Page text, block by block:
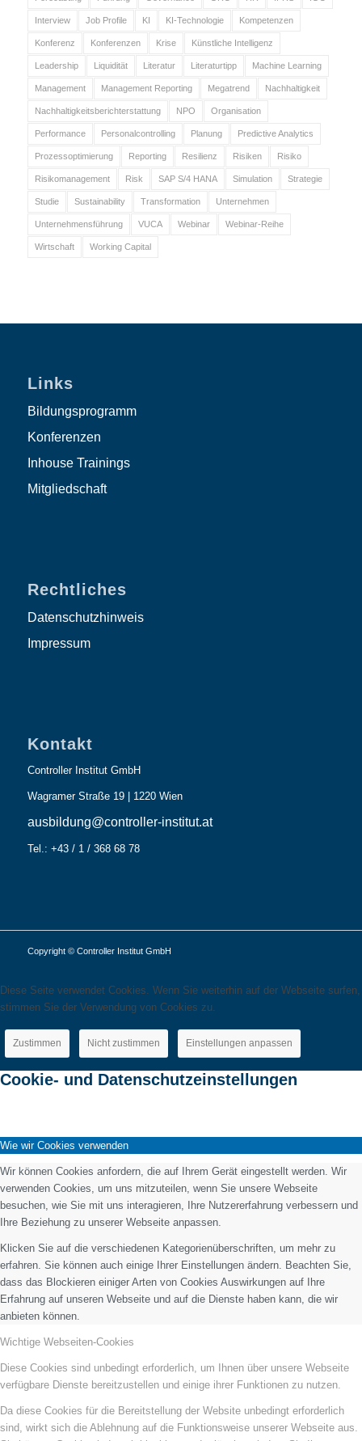
Interview Job Profile KI KI-Technologie Kompetenzen
Konferenz Konferenzen Krise Künstliche Intelligenz
Leadership Liquidität Literatur Literaturtipp Machine Learning
Management Management Reporting Megatrend Nachhaltigkeit
Nachhaltigkeitsberichterstattung NPO Organisation
Performance Personalcontrolling Planung Predictive Analytics
Prozessoptimierung Reporting Resilienz Risiken Risiko
Risikomanagement Risk SAP S/4 HANA Simulation Strategie
Studie Sustainability Transformation Unternehmen
Unternehmensführung VUCA Webinar Webinar-Reihe
Wirtschaft Working Capital
Links
Bildungsprogramm
Konferenzen
Inhouse Trainings
Mitgliedschaft
Rechtliches
Datenschutzhinweis
Impressum
Kontakt
Controller Institut GmbH
Wagramer Straße 19 | 1220 Wien
ausbildung@controller-institut.at
Tel.: +43 / 1 / 368 68 78
Copyright © Controller Institut GmbH
Diese Seite verwendet Cookies. Wenn Sie weiterhin auf der Webseite surfen,
stimmen Sie der Verwendung von Cookies zu.
Zustimmen Nicht zustimmen Einstellungen anpassen
Cookie- und Datenschutzeinstellungen
Wie wir Cookies verwenden
Wir können Cookies anfordern, die auf Ihrem Gerät eingestellt werden. Wir
verwenden Cookies, um uns mitzuteilen, wenn Sie unsere Webseite
besuchen, wie Sie mit uns interagieren, Ihre Nutzererfahrung verbessern und
Ihre Beziehung zu unserer Webseite anpassen.
Klicken Sie auf die verschiedenen Kategorienüberschriften, um mehr zu
erfahren. Sie können auch einige Ihrer Einstellungen ändern. Beachten Sie,
dass das Blockieren einiger Arten von Cookies Auswirkungen auf Ihre
Erfahrung auf unseren Webseite und auf die Dienste haben kann, die wir
anbieten können.
Wichtige Webseiten-Cookies
Diese Cookies sind unbedingt erforderlich, um Ihnen über unsere Webseite
verfügbare Dienste bereitzustellen und einige ihrer Funktionen zu nutzen.
Da diese Cookies für die Bereitstellung der Website unbedingt erforderlich
sind, wirkt sich die Ablehnung auf die Funktionsweise unserer Webseite aus.